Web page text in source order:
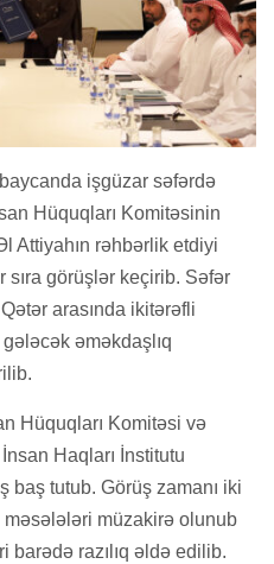
işgüzar səfərdə
Hüquqları Komitəsinin
Attiyahın rəhbərlik etdiyi
sıra görüşlər keçirib. Səfər
arasında ikitərəfli
əməkdaşlıq
Hüquqları Komitəsi və
Haqları İnstitutu
baş tutub. Görüş zamanı iki
məsələləri müzakirə olunub
barədə razılıq əldə edilib.